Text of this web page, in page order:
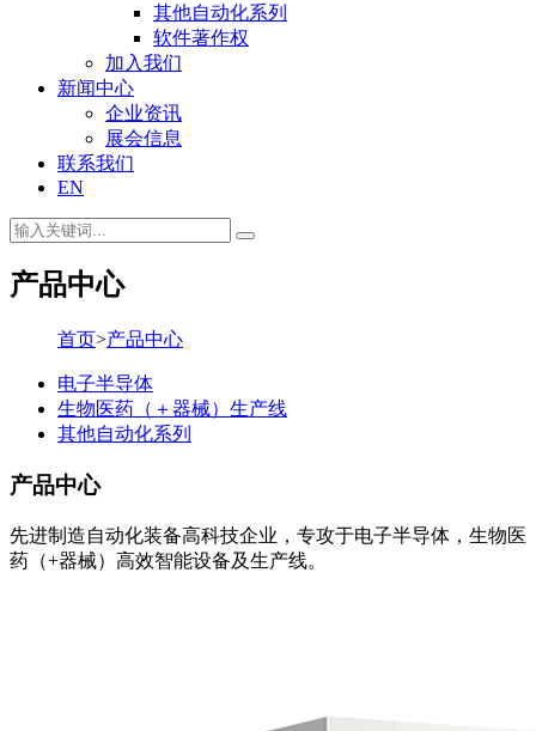
其他自动化系列
软件著作权
加入我们
新闻中心
企业资讯
展会信息
联系我们
EN
产品中心
首页>产品中心
电子半导体
生物医药（＋器械）生产线
其他自动化系列
产品中心
先进制造自动化装备高科技企业，专攻于电子半导体，生物医
药（+器械）高效智能设备及生产线。